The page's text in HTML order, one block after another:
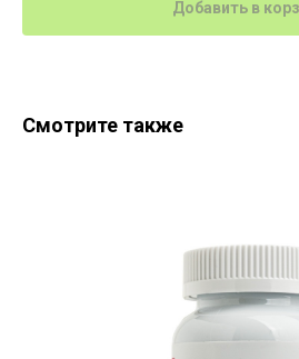
Добавить в
Смотрите также